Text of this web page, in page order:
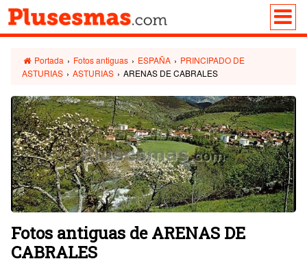
Portada › Fotos antiguas › ESPAÑA › PRINCIPADO DE
ASTURIAS › ASTURIAS › ARENAS DE CABRALES
Fotos antiguas de ARENAS DE
CABRALES